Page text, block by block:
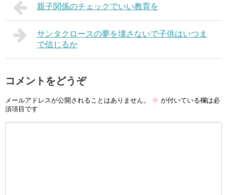
親子関係のチェックでいい教育を
サンタクロースの夢を壊さないで子供はいつま
で信じるか
コメントをどうぞ
メールアドレスが公開されることはありません。 ※ が付いている欄は必
須項目です